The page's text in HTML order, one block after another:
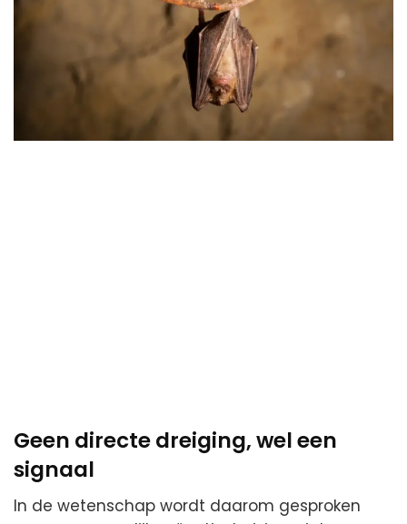
Geen directe dreiging, wel een
signaal
In de wetenschap wordt daarom gesproken